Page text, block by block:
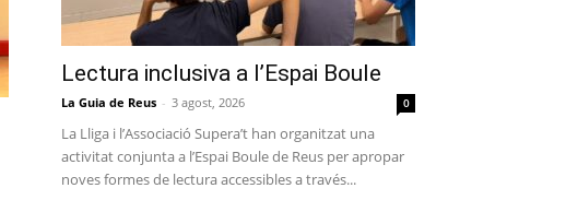
Lectura inclusiva a l’Espai Boule
La Guia de Reus - 3 agost, 2026 0
La Lliga i l’Associació Supera’t han organitzat una
activitat conjunta a l’Espai Boule de Reus per apropar
noves formes de lectura accessibles a través...